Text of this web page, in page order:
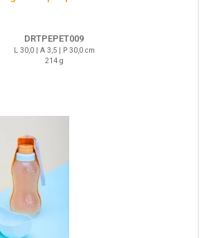
DRTPEPET009
L 30,0 | A 3,5 | P 30,0 cm
214 g